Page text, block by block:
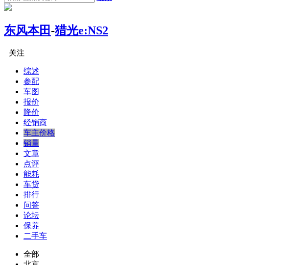
东风本田-猎光e:NS2
关注
综述
参配
车图
报价
降价
经销商
车主价格
销量
文章
点评
能耗
车贷
排行
问答
论坛
保养
二手车
全部